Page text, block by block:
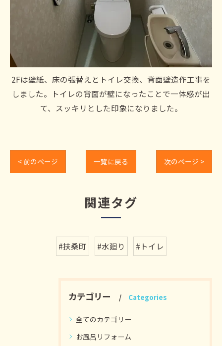
2Fは壁紙、床の張替えとトイレ交換、背面壁造作工事を
しました。トイレの背面が壁になったことで一体感が出
て、スッキリとした印象になりました。
< 前のページ 一覧に戻る 次のページ >
関連タグ
#扶桑町 #水廻り #トイレ
カテゴリー Categories
全てのカテゴリー
お風呂リフォーム